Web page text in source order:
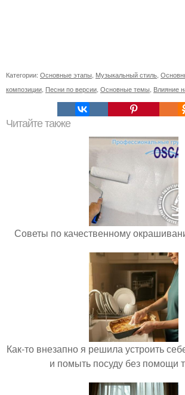
Категории: Основные этапы Музыкальный стиль
композиции Песни по версии Основные темы Влияние
Читайте также
Советы по качественному
Как-то внезапно я решила устроить
и помыть посуду без помощи